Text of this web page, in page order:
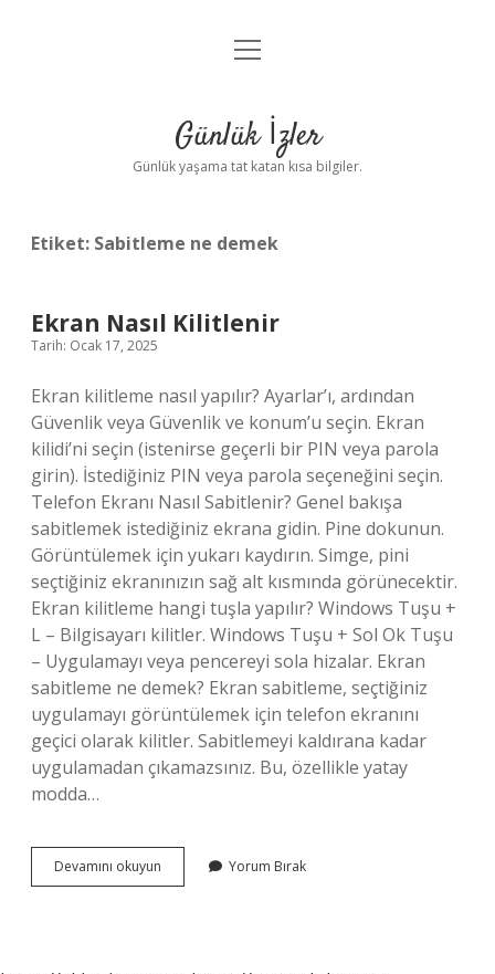
Anasayfa
Yasal Uyarı
menüyü
Günlük İzler
Günlük yaşama tat katan kısa bilgiler.
Etiket: Sabitleme ne demek
Ekran Nasıl Kilitlenir
Tarih: Ocak 17, 2025
Ekran kilitleme nasıl yapılır? Ayarlar’ı, ardından
Güvenlik veya Güvenlik ve konum’u seçin. Ekran
kilidi’ni seçin (istenirse geçerli bir PIN veya parola
girin). İstediğiniz PIN veya parola seçeneğini seçin.
Telefon Ekranı Nasıl Sabitlenir? Genel bakışa
sabitlemek istediğiniz ekrana gidin. Pine dokunun.
Görüntülemek için yukarı kaydırın. Simge, pini
seçtiğiniz ekranınızın sağ alt kısmında görünecektir.
Ekran kilitleme hangi tuşla yapılır? Windows Tuşu +
L – Bilgisayarı kilitler. Windows Tuşu + Sol Ok Tuşu
– Uygulamayı veya pencereyi sola hizalar. Ekran
sabitleme ne demek? Ekran sabitleme, seçtiğiniz
uygulamayı görüntülemek için telefon ekranını
geçici olarak kilitler. Sabitlemeyi kaldırana kadar
uygulamadan çıkamazsınız. Bu, özellikle yatay
modda…
Devamını okuyun
Nasıl
Yorum Bırak